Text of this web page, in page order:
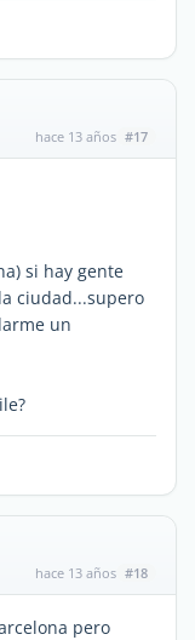
hace 13 años #17
si hay gente
ciudad...supero
un
hace 13 años #18
pero